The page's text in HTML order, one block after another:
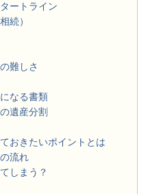
ートライン
続）
難しさ
なる書類
遺産分割
おきたいポイントとは
流れ
しまう？